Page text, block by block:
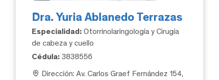
Dra. Yuria Ablanedo Terrazas
Especialidad: Otorrinolaringología y Cirugía
de cabeza y cuello
Cédula: 3838556
Dirección: Av. Carlos Graef Fernández 154,